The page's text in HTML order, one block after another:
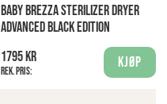
BABY BREZZA STERILIZER DRYER
ADVANCED BLACK EDITION
1795 kr
Rek. pris:
Kjøp